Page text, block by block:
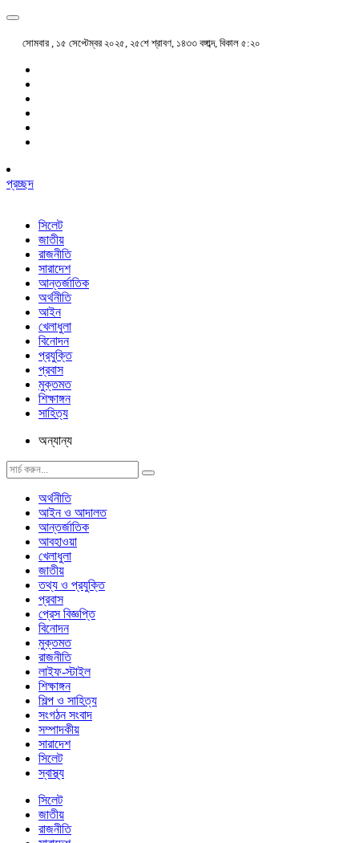
সোমবার , ১৫ সেপ্টেম্বর ২০২৫, ২৫শে শ্রাবণ, ১৪৩৩ বঙ্গাব্দ, বিকাল ৫:২০
প্রচ্ছদ
সিলেট
জাতীয়
রাজনীতি
সারাদেশ
আন্তর্জাতিক
অর্থনীতি
আইন
খেলাধুলা
বিনোদন
প্রযুক্তি
প্রবাস
মুক্তমত
শিক্ষাঙ্গন
সাহিত্য
অন্যান্য
অর্থনীতি
আইন ও আদালত
আন্তর্জাতিক
আবহাওয়া
খেলাধুলা
জাতীয়
তথ্য ও প্রযুক্তি
প্রবাস
প্রেস বিজ্ঞপ্তি
বিনোদন
মুক্তমত
রাজনীতি
লাইফ-স্টাইল
শিক্ষাঙ্গন
শিল্প ও সাহিত্য
সংগঠন সংবাদ
সম্পাদকীয়
সারাদেশ
সিলেট
স্বাস্থ্য
সিলেট
জাতীয়
রাজনীতি